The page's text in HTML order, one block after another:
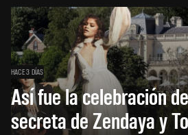
HACE 3 DÍAS
Así fue la celebración
secreta de Zendaya y